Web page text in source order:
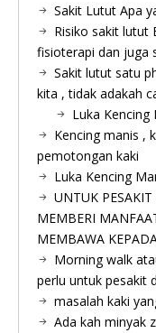
Sakit Lutut Apa
Risiko sakit lutut
fisioterapi dan juga
Sakit lutut satu
kita , tidak adakah
Luka Kencing
Kencing manis ,
pemotongan kaki
Luka Kencing
UNTUK
MEMBERI
MEMBAWA
Morning walk
perlu untuk pesakit
masalah kaki
Ada kah minyak